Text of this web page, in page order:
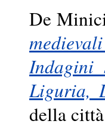
De
Indagini
Liguria,
della